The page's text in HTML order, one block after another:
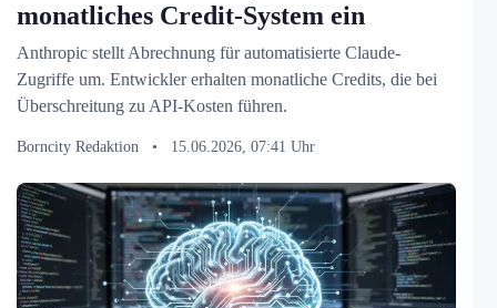
monatliches Credit-System ein
Anthropic stellt Abrechnung für automatisierte Claude-
Zugriffe um. Entwickler erhalten monatliche Credits, die bei
Überschreitung zu API-Kosten führen.
Borncity Redaktion • 15.06.2026, 07:41 Uhr